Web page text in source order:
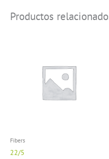
Productos
Fibers
22/5